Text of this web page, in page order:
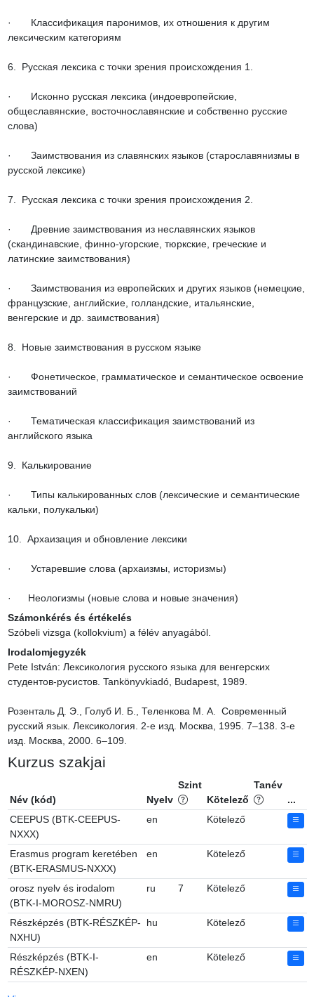
·       Классификация паронимов, их отношения к другим
лексическим категориям
6.  Русская лексика с точки зрения происхождения 1.
·       Исконно русская лексика (индоевропейские,
общеславянские, восточносла­вянские и собственно русские
слова)
·       Заимствования из славянских языков (старославянизмы в
русской лексике)
7.  Русская лексика с точки зрения происхождения 2.
·       Древние заимствования из неславянских языков
(скандинавские, финно-угорские, тюркские, греческие и
латинские заимствования)
·       Заимствования из европейских и других языков (немецкие,
французские, английские, голландские, итальянские,
венгерские и др. заимствования)
8.  Новые заимствования в русском языке
·       Фонетическое, грамматическое и семантическое освоение
заимствований
·       Тематическая классификация заимствований из
английского языка
9.  Калькирование
·       Типы калькированных слов (лексические и семантические
кальки, полукальки)
10.  Архаизация и обновление лексики
·       Устаревшие слова (архаизмы, историзмы)
·      Неологизмы (новые слова и новые значения)
Számonkérés és értékelés
Szóbeli vizsga (kollokvium) a félév anyagából.
Irodalomjegyzék
Pete István: Лексикология русского языка для венгерских
студентов-русистов. Tankönyvkiadó, Budapest, 1989.
Розенталь Д. Э., Голуб И. Б., Теленкова М. А.  Современный
русский язык. Лексикология. 2-е изд. Москва, 1995. 7–138. 3-е
изд. Москва, 2000. 6–109.
Kurzus szakjai
Név (kód) Nyelv
Szint
Kötelező
Tanév
...
CEEPUS (BTK-CEEPUS-
NXXX)
en Kötelező
Erasmus program keretében
(BTK-ERASMUS-NXXX)
en Kötelező
orosz nyelv és irodalom
(BTK-I-MOROSZ-NMRU)
ru 7 Kötelező
Részképzés (BTK-RÉSZKÉP-
NXHU)
hu Kötelező
Részképzés (BTK-I-
RÉSZKÉP-NXEN)
en Kötelező